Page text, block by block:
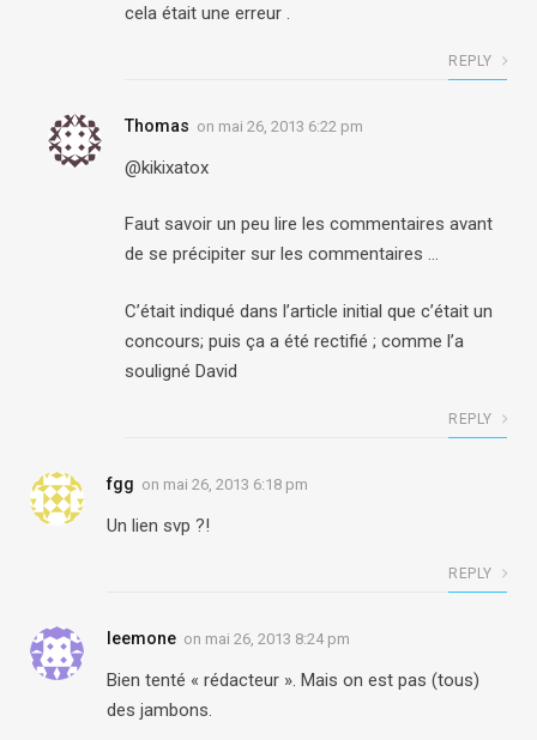
cela était une erreur .
REPLY
Thomas on mai 26, 2013 6:22 pm
@kikixatox
Faut savoir un peu lire les commentaires avant
de se précipiter sur les commentaires …
C’était indiqué dans l’article initial que c’était un
concours; puis ça a été rectifié ; comme l’a
souligné David
REPLY
fgg on mai 26, 2013 6:18 pm
Un lien svp ?!
REPLY
leemone on mai 26, 2013 8:24 pm
Bien tenté « rédacteur ». Mais on est pas (tous)
des jambons.